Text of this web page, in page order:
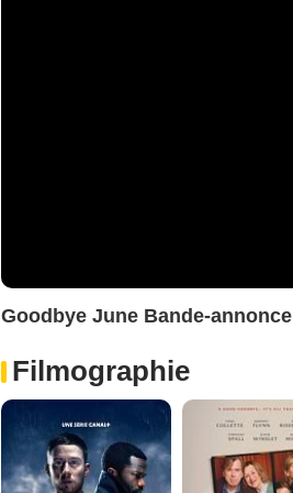
Goodbye June Bande-
Filmographie